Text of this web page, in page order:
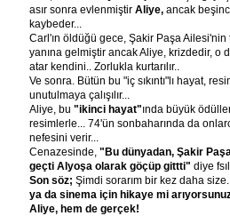
asır sonra evlenmiştir Aliye, ancak
kaybeder...
Carl'ın öldüğü gece, Şakir Paşa Ailesi'nin
yanına gelmiştir ancak Aliye, krizdedir, o
atar kendini.. Zorlukla kurtarılır..
Ve sonra. Bütün bu "iç sıkıntı"lı hayat,
unutulmaya çalışılır...
Aliye, bu "ikinci hayat"ında büyük
resimlerle... 74'ün sonbaharında da
nefesini verir...
Cenazesinde, "Bu dünyadan, Şakir
geçti Alyoşa olarak göçüp gittti" diye
Son söz; Şimdi sorarım bir kez daha
ya da sinema için hikaye mi
Aliye, hem de gerçek!